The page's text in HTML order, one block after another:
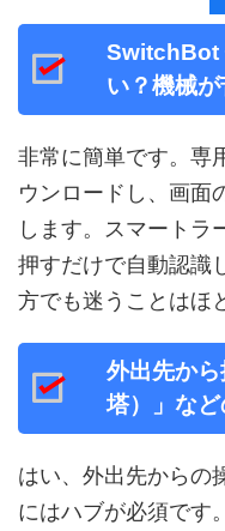
SwitchBot
い？機械
非常に簡単です。専
ウンロードし、画面
します。スマートラ
押すだけで自動認識
方でも迷うことはほ
外出先か
塔）」な
はい、外出先からの
にはハブが必須です